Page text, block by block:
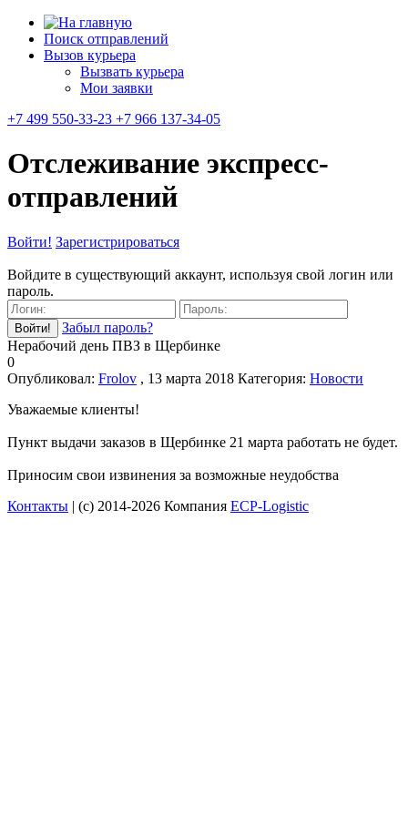
Поиск отправлений
Вызов курьера
Вызвать курьера
Мои заявки
+7 499 550-33-23 +7 966 137-34-05
Отслеживание экспресс-
отправлений
Войти! Зарегистрироваться
Войдите в существующий аккаунт, используя свой логин или
пароль.
Забыл пароль?
Нерабочий день ПВЗ в Щербинке
0
Опубликовал: Frolov , 13 марта 2018 Категория: Новости
Уважаемые клиенты!
Пункт выдачи заказов в Щербинке 21 марта работать не будет.
Приносим свои извинения за возможные неудобства
Контакты | (c) 2014-2026 Компания ECP-Logistic